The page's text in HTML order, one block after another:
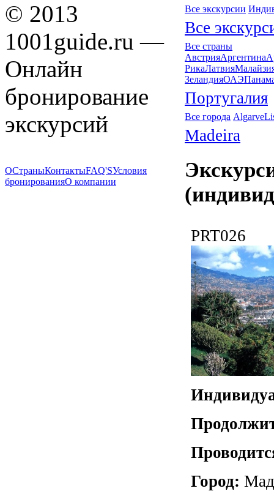
Все экскурсии
Все
Все страны
АвстрияАргентина
РикаЛатвия
ЗеландияОАЭ
Португалия
Все города Algarve
Madeira
PRT026
Город:
© 2013
1001guide.ru —
Онлайн
бронирование
экскурсий
ОСтраныКонтактыFAQ'SУсловия
бронированияО компании